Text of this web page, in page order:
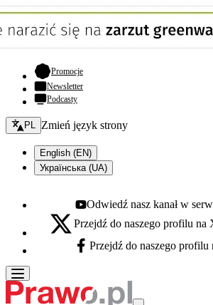
Promocje- otwiera się w nowej karcie
Newsletter
Podcasty
Zmień język - bieżący:
PL Zmień język strony
English (EN)
Українська (UA)
Youtube - otwiera się w nowej karcie
Odwiedź nasz kanał w
X - otwiera się w nowej karcie
Przejdź do naszego profilu
Facebook - otwiera się w nowej karcie
Przejdź do naszego profilu